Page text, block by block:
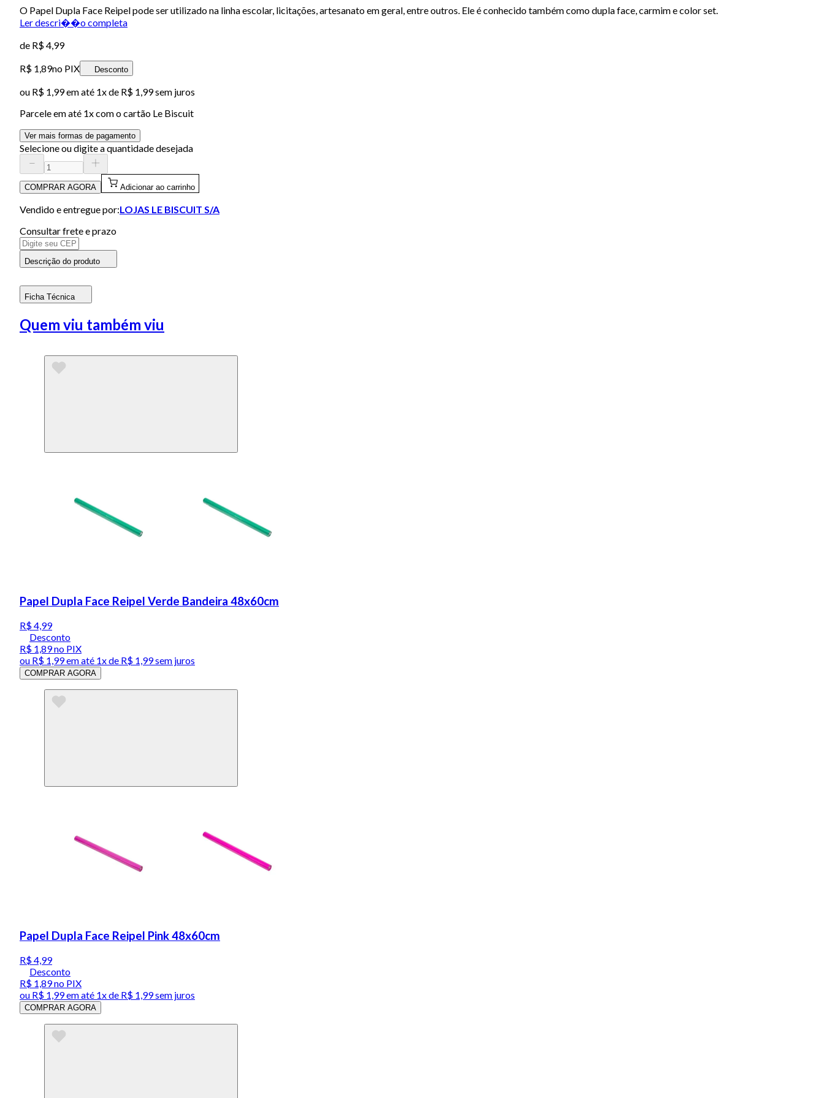
O Papel Dupla Face Reipel pode ser utilizado na linha escolar, licitações, artesanato em geral, entre outros. Ele é conhecido também como dupla face, carmim e color set.
Ler descri��o completa
de R$ 4,99
R$ 1,89no PIX Desconto
ou R$ 1,99em até 1x de R$ 1,99sem juros
Parcele em até 1x com o cartão Le Biscuit
Ver mais formas de pagamento
Selecione ou digite a quantidade desejada
COMPRAR AGORA Adicionar ao carrinho
Vendido e entregue por:LOJAS LE BISCUIT S/A
Consultar frete e prazo
Descrição do produto
Ficha Técnica
Quem viu também viu
Papel Dupla Face Reipel Verde Bandeira 48x60cm
R$ 4,99
Desconto
R$ 1,89no PIX
ou R$ 1,99em até 1x de R$ 1,99sem juros
COMPRAR AGORA
Papel Dupla Face Reipel Pink 48x60cm
R$ 4,99
Desconto
R$ 1,89no PIX
ou R$ 1,99em até 1x de R$ 1,99sem juros
COMPRAR AGORA